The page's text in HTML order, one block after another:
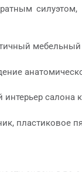
салона
пластиковое